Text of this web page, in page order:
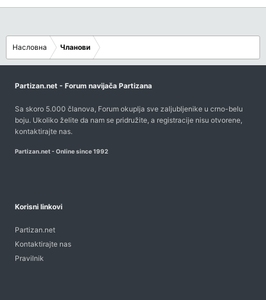
Насловна Чланови
Partizan.net - Forum navijača Partizana
Sa skoro 5.000 članova, Forum okuplja sve zaljubljenike u crno-belu
boju. Ukoliko želite da nam se pridružite, a registracije nisu otvorene,
kontaktirajte nas.
Partizan.net - Online since 1992
Korisni linkovi
Partizan.net
Kontaktirajte nas
Pravilnik